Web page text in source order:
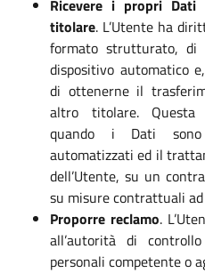
Ricevere i propri
titolare. L’Utente ha
formato strutturato, di
dispositivo automatico
di ottenerne il
altro titolare. Questa
quando i Dati
automatizzati ed il
dell’Utente, su un
su misure contrattuali ad
Proporre reclamo.
all’autorità di
personali competente o